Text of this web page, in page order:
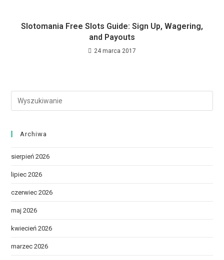
Slotomania Free Slots Guide: Sign Up, Wagering,
and Payouts
24 marca 2017
Archiwa
sierpień 2026
lipiec 2026
czerwiec 2026
maj 2026
kwiecień 2026
marzec 2026